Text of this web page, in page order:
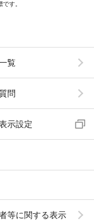
す。
覧
問
示設定
等に関する表示